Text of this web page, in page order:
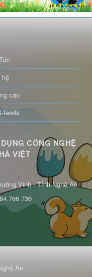
hệ
cáo
feeds
CÔNG NGHỆ
VIỆT
Vinh - Tỉnh Nghệ An
736
An